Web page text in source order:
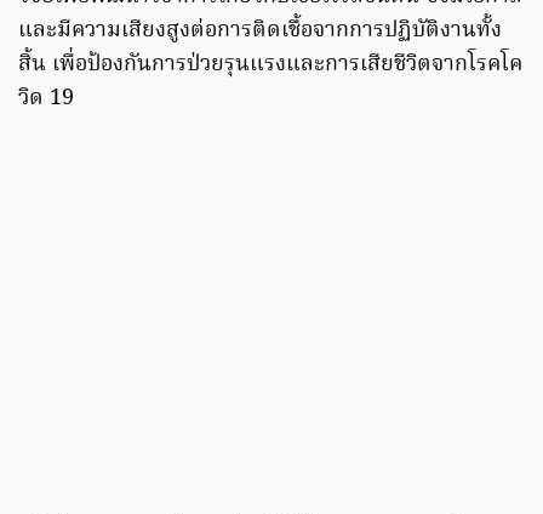
และมีความเสียงสูงต่อการติดเชื้อจากการปฏิบัติงานทั้ง
สิ้น เพื่อป้องกันการป่วยรุนแรงและการเสียชีวิตจากโรคโค
วิด 19